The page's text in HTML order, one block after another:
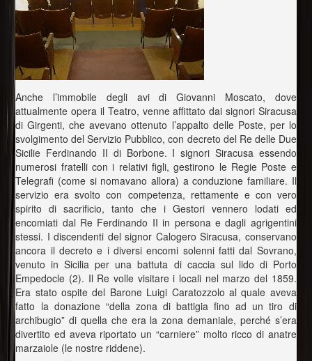
Anche l’immobile degli avi di Giovanni Moscato, dove
attualmente opera il Teatro, venne affittato dai signori Siracusa
di Girgenti, che avevano ottenuto l’appalto delle Poste, per lo
svolgimento del Servizio Pubblico, con decreto del Re delle Due
Sicilie Ferdinando II di Borbone. I signori Siracusa essendo
numerosi fratelli con i relativi figli, gestirono le Regie Poste e
Telegrafi (come si nomavano allora) a conduzione familiare. Il
servizio era svolto con competenza, rettamente e con vero
spirito di sacrificio, tanto che i Gestori vennero lodati ed
encomiati dal Re Ferdinando II in persona e dagli agrigentini
stessi. I discendenti del signor Calogero Siracusa, conservano
ancora il decreto e i diversi encomi solenni fatti dal Sovrano,
venuto in Sicilia per una battuta di caccia sul lido di Porto
Empedocle (2). Il Re volle visitare i locali nel marzo del 1859.
Era stato ospite del Barone Luigi Caratozzolo al quale aveva
fatto la donazione “della zona di battigia fino ad un tiro di
archibugio” di quella che era la zona demaniale, perché s’era
divertito ed aveva riportato un “carniere” molto ricco di anatre
marzaiole (le nostre riddene).